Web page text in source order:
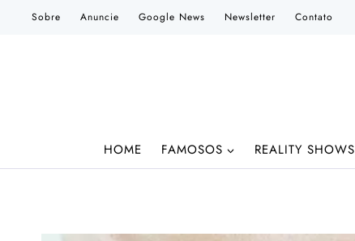
Sobre Anuncie Google News Newsletter Contato
HOME FAMOSOS REALITY SHOWS